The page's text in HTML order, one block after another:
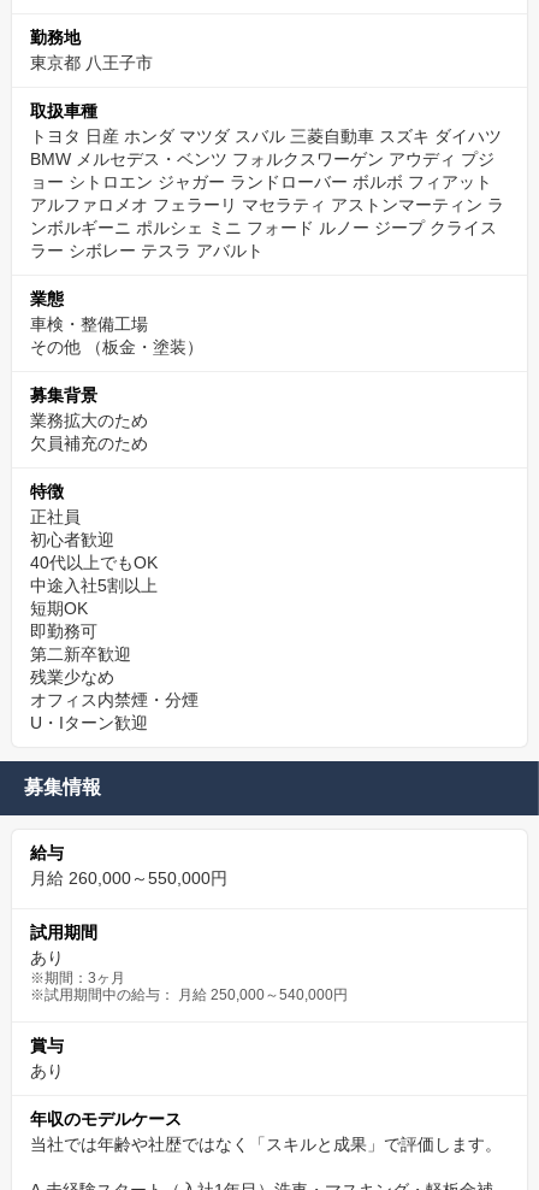
勤務地
東京都 八王子市
取扱車種
トヨタ 日産 ホンダ マツダ スバル 三菱自動車 スズキ ダイハツ
BMW メルセデス・ベンツ フォルクスワーゲン アウディ プジ
ョー シトロエン ジャガー ランドローバー ボルボ フィアット
アルファロメオ フェラーリ マセラティ アストンマーティン ラ
ンボルギーニ ポルシェ ミニ フォード ルノー ジープ クライス
ラー シボレー テスラ アバルト
業態
車検・整備工場
その他
（板金・塗装）
募集背景
業務拡大のため
欠員補充のため
特徴
正社員
初心者歓迎
40代以上でもOK
中途入社5割以上
短期OK
即勤務可
第二新卒歓迎
残業少なめ
オフィス内禁煙・分煙
U・Iターン歓迎
募集情報
給与
月給 260,000～550,000円
試用期間
あり
※期間：3ヶ月
※試用期間中の給与： 月給 250,000～540,000円
賞与
あり
年収のモデルケース
当社では年齢や社歴ではなく「スキルと成果」で評価します。